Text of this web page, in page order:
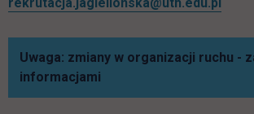
Uwaga: zmiany w organizacji ruchu -
informacjami